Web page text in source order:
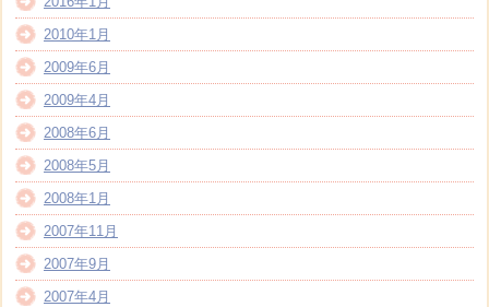
2010年1月
2009年6月
2009年4月
2008年6月
2008年5月
2008年1月
2007年11月
2007年9月
2007年4月